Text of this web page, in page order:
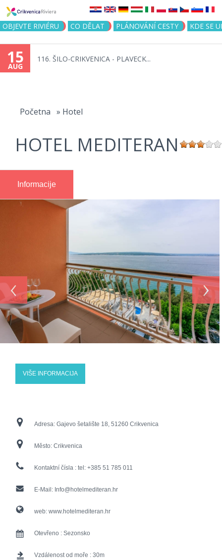
Jump to navigation
OBJEVTE RIVIÉRU CO DĚLAT PLÁNOVÁNÍ CESTY KDE SE
15
AUG
116. ŠILO-CRIKVENICA - PLAVECK...
Početna » Hotel
HOTEL MEDITERAN
Informacije
‹ ›
VIŠE INFORMACIJA
Adresa: Gajevo šetalište 18, 51260 Crikvenica
Město: Crikvenica
Kontaktní čísla : tel: +385 51 785 011
E-Mail: Info@hotelmediteran.hr
web: www.hotelmediteran.hr
Otevřeno : Sezonsko
Vzdálenost od moře : 30